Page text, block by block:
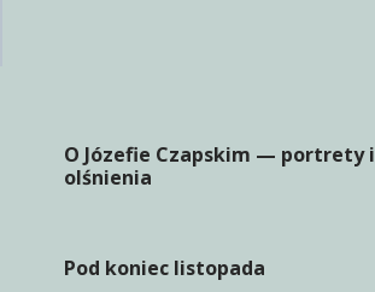
O Józefie Czapskim — portrety i
olśnienia
Pod koniec listopada